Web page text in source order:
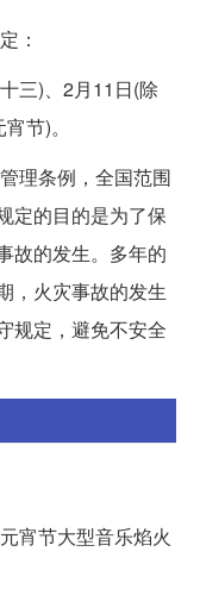
：
三)、2月11日(除
节)。
理条例，全国范围
定的目的是为了保
故的发生。多年的
，火灾事故的发生
规定，避免不安全
宵节大型音乐焰火